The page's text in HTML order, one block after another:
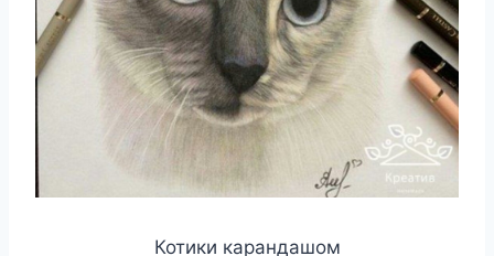
Котики карандашом